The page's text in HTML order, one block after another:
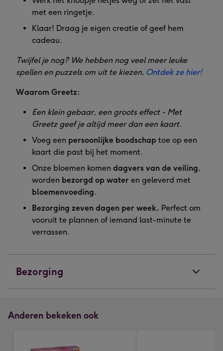
met een ringetje.
Klaar! Draag je eigen creatie of geef hem
cadeau.
Twijfel je nog? We hebben nog veel meer leuke
spellen en puzzels om uit te kiezen. Ontdek ze hier!
Waarom Greetz:
Een klein gebaar, een groots effect - Met
Greetz geef je altijd meer dan een kaart.
Voeg een persoonlijke boodschap toe op een
kaart die past bij het moment.
Onze bloemen komen dagvers van de veiling,
worden bezorgd op water en geleverd met
bloemenvoeding.
Bezorging zeven dagen per week. Perfect om
vooruit te plannen of iemand last-minute te
verrassen.
Bezorging
Anderen bekeken ook